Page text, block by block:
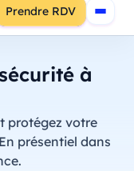
Prendre RDV
à
protégez votre
présentiel dans